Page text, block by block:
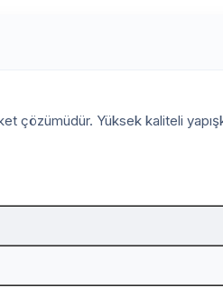
çözümüdür. Yüksek kaliteli